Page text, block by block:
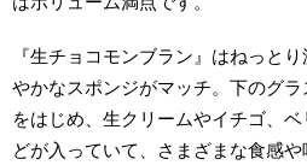
『生チョコモンブラン』はねっと
やかなスポンジがマッチ。下のグ
をはじめ、生クリームやイチゴ、
どが入っていて、さまざまな食感や